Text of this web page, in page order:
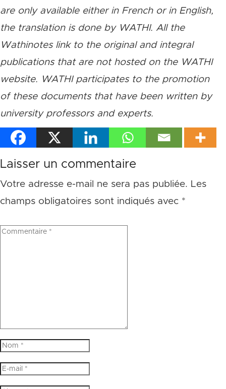
are only available either in French or in English,
the translation is done by WATHI. All the
Wathinotes link to the original and integral
publications that are not hosted on the WATHI
website. WATHI participates to the promotion
of these documents that have been written by
university professors and experts.
Laisser un commentaire
Votre adresse e-mail ne sera pas publiée. Les
champs obligatoires sont indiqués avec *